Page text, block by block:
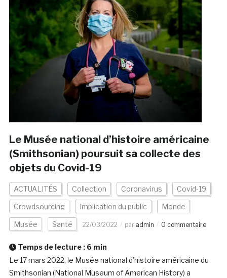
Le Musée national d’histoire américaine
(Smithsonian) poursuit sa collecte des
objets du Covid-19
ACTUALITÉS Collection Coronavirus Covid-19
Crowdsourcing Implication du public Monde
Musée Santé 22/03/2022 par admin 0 commentaire
Temps de lecture : 6 min
Le 17 mars 2022, le Musée national d’histoire américaine du
Smithsonian (National Museum of American History) a